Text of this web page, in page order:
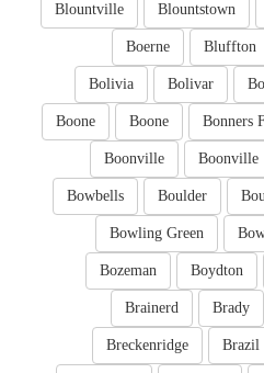
Blountstown
Blountville
Bluffton
Boerne
Bolivar
Bolivia
Bonners
Boone
Boone
Boonville
Boonville
Boulder
Bowbells
Bowling Green
Boydton
Bozeman
Brady
Brainerd
Brazil
Breckenridge